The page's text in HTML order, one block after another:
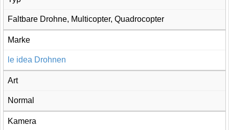
Faltbare Drohne, Multicopter, Quadrocopter
Marke
le idea Drohnen
Art
Normal
Kamera